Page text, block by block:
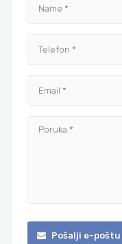
Pošalji e-poštu